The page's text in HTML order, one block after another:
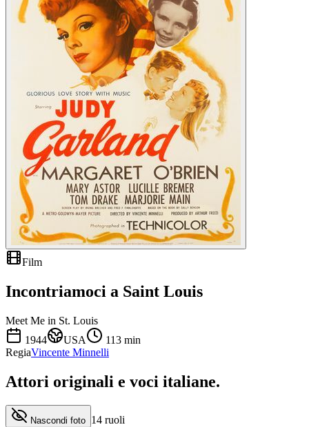
Film
Incontriamoci a Saint Louis
Meet Me in St. Louis
1944
USA 113 min
RegiaVincente Minnelli
Attori originali e voci italiane.
Nascondi foto 14 ruoli